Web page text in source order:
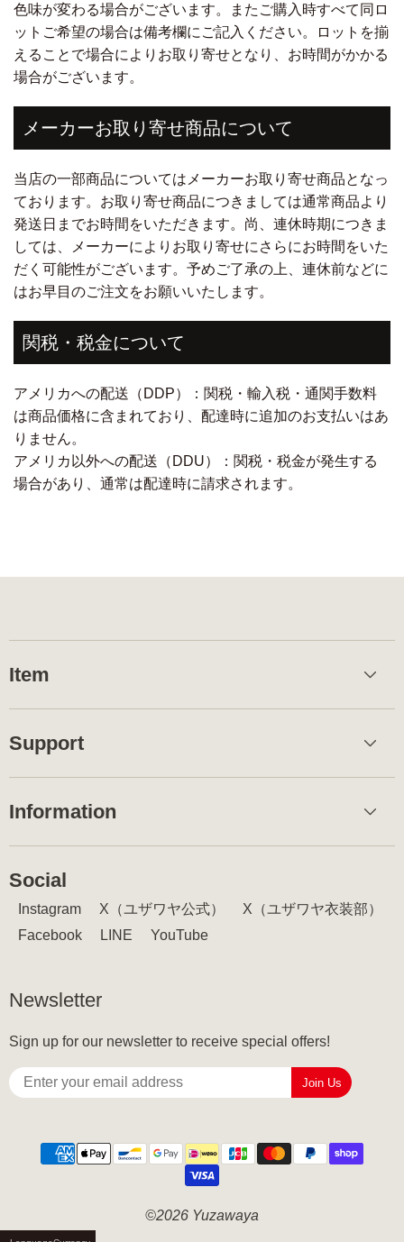
色味が変わる場合がございます。またご購入時すべて同ロ
ットご希望の場合は備考欄にご記入ください。ロットを揃
えることで場合によりお取り寄せとなり、お時間がかかる
場合がございます。
メーカーお取り寄せ商品について
当店の一部商品についてはメーカーお取り寄せ商品となっ
ております。お取り寄せ商品につきましては通常商品より
発送日までお時間をいただきます。尚、連休時期につきま
しては、メーカーによりお取り寄せにさらにお時間をいた
だく可能性がございます。予めご了承の上、連休前などに
はお早目のご注文をお願いいたします。
関税・税金について
アメリカへの配送（DDP）：関税・輸入税・通関手数料
は商品価格に含まれており、配達時に追加のお支払いはあ
りません。
アメリカ以外への配送（DDU）：関税・税金が発生する
場合があり、通常は配達時に請求されます。
Item
Support
Information
Social
Instagram X（ユザワヤ公式）
X（ユザワヤ衣装部）
Facebook
LINE YouTube
Newsletter
Sign up for our newsletter to receive special offers!
Join Us
©2026 Yuzawaya